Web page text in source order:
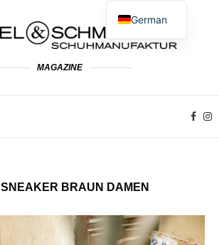
MAGAZINE
SNEAKER BRAUN DAMEN
German
English
Spanish